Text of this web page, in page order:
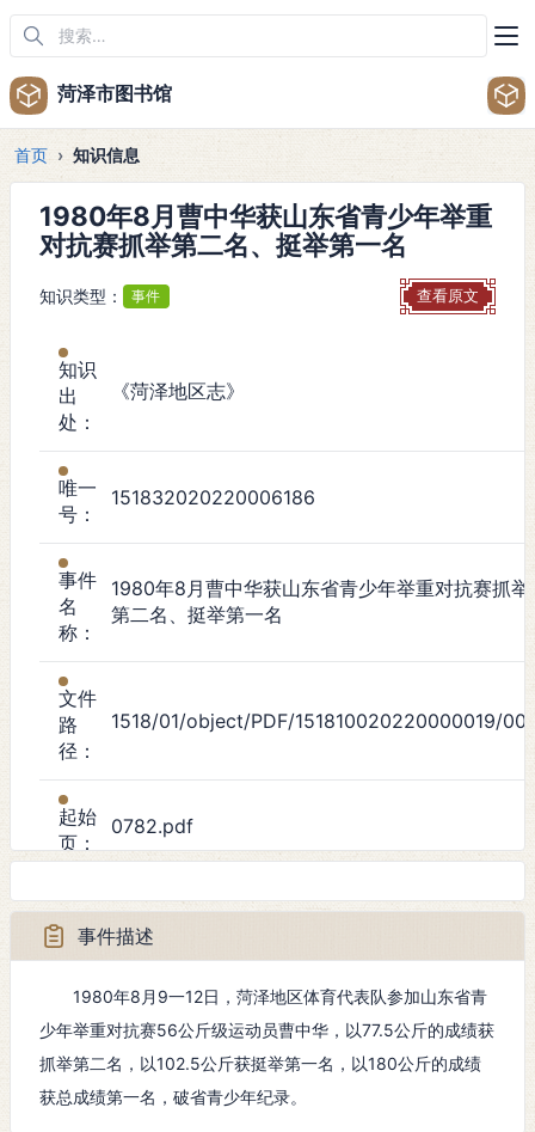
菏泽市图书馆
首页 知识信息
1980年8月曹中华获山东省青少年举重
对抗赛抓举第二名、挺举第一名
知识类型： 事件 查看原文
知识
出
处：
《菏泽地区志》
唯一
号：
151832020220006186
事件
名
称：
1980年8月曹中华获山东省青少年举重对抗赛抓举
第二名、挺举第一名
文件
路
径：
1518/01/object/PDF/151810020220000019/001
起始
页：
0782.pdf
事件
类
型：
文化事件
起始
时
间：
事件描述
1980年8月9一12日，菏泽地区体育代表队参加山东省青
少年举重对抗赛56公斤级运动员曹中华，以77.5公斤的成绩获
抓举第二名，以102.5公斤获挺举第一名，以180公斤的成绩
获总成绩第一名，破省青少年纪录。